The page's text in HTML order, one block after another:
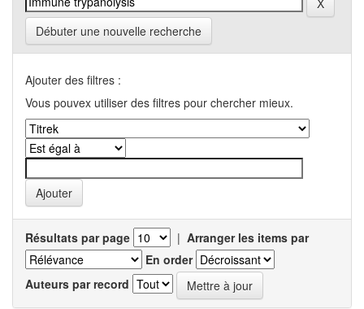
Débuter une nouvelle recherche
Ajouter des filtres :
Vous pouvex utiliser des filtres pour chercher mieux.
Résultats par page | Arranger les items par
En order
Auteurs par record